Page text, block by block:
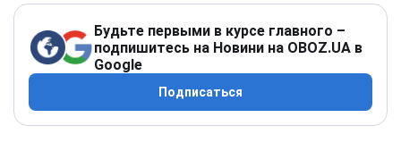
Будьте первыми в курсе главного –
подпишитесь на Новини на OBOZ.UA в
Google
Подписаться